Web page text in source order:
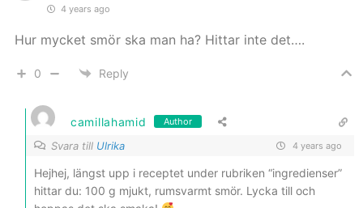
4 years ago
Hur mycket smör ska man ha? Hittar inte det….
0 Reply
camillahamid Author
Svara till Ulrika 4 years ago
Hejhej, längst upp i receptet under rubriken “ingredienser”
hittar du: 100 g mjukt, rumsvarmt smör. Lycka till och